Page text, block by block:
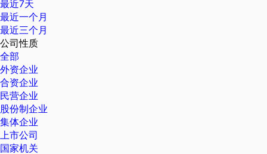
最近7天
最近一个月
最近三个月
公司性质
全部
外资企业
合资企业
民营企业
股份制企业
集体企业
上市公司
国家机关